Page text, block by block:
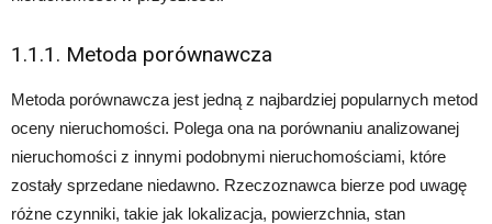
1.1.1. Metoda porównawcza
Metoda porównawcza jest jedną z najbardziej popularnych metod
oceny nieruchomości. Polega ona na porównaniu analizowanej
nieruchomości z innymi podobnymi nieruchomościami, które
zostały sprzedane niedawno. Rzeczoznawca bierze pod uwagę
różne czynniki, takie jak lokalizacja, powierzchnia, stan